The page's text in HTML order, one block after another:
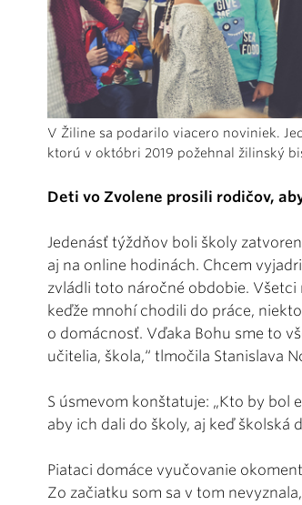
V Žiline sa podarilo viacero noviniek.
ktorú v októbri 2019 požehnal žilinský
Deti vo Zvolene prosili rodičov,
Jedenásť týždňov boli školy
aj na online hodinách. Chcem
zvládli toto náročné obdobie.
keďže mnohí chodili do práce,
o domácnosť. Vďaka Bohu sme to
učitelia, škola,“ tlmočila Stanislava
S úsmevom konštatuje: „Kto by bol
aby ich dali do školy, aj keď školská
Piataci domáce vyučovanie
Zo začiatku som sa v tom